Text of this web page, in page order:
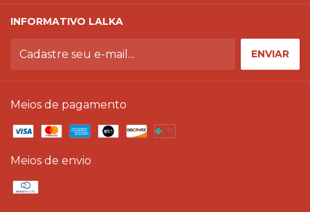
INFORMATIVO LALKA
Meios de pagamento
Meios de envio